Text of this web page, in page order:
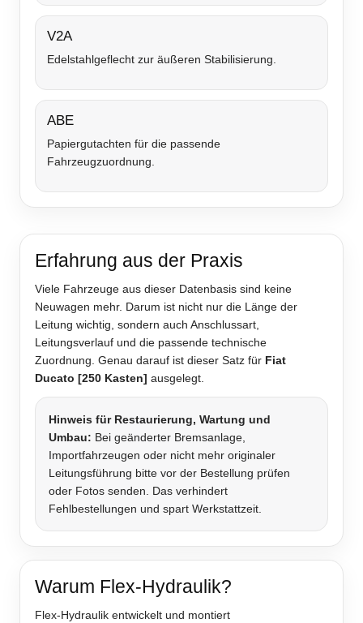
V2A
Edelstahlgeflecht zur äußeren Stabilisierung.
ABE
Papiergutachten für die passende
Fahrzeugzuordnung.
Erfahrung aus der Praxis
Viele Fahrzeuge aus dieser Datenbasis sind keine
Neuwagen mehr. Darum ist nicht nur die Länge der
Leitung wichtig, sondern auch Anschlussart,
Leitungsverlauf und die passende technische
Zuordnung. Genau darauf ist dieser Satz für Fiat
Ducato [250 Kasten] ausgelegt.
Hinweis für Restaurierung, Wartung und
Umbau: Bei geänderter Bremsanlage,
Importfahrzeugen oder nicht mehr originaler
Leitungsführung bitte vor der Bestellung prüfen
oder Fotos senden. Das verhindert
Fehlbestellungen und spart Werkstattzeit.
Warum Flex-Hydraulik?
Flex-Hydraulik entwickelt und montiert